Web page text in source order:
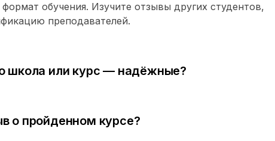
обучения. Изучите отзывы других студентов,
преподавателей.
школа или курс — надёжные?
реквизиты организации и условия договора, а также
о пройденном курсе?